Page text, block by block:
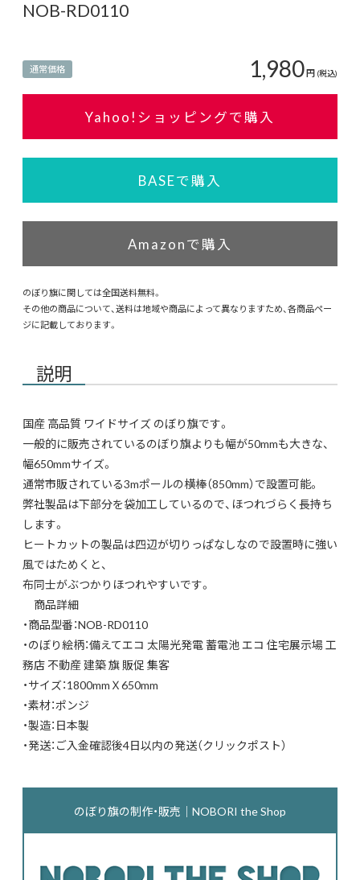
NOB-RD0110
通常価格 1,980円 (税込)
Yahoo!ショッピングで購入
BASEで購入
Amazonで購入
のぼり旗に関しては全国送料無料。
その他の商品について、送料は地域や商品によって異なりますため、各商品ペー
ジに記載しております。
説明
国産 高品質 ワイドサイズ のぼり旗です。
一般的に販売されているのぼり旗よりも幅が50mmも大きな、
幅650mmサイズ。
通常市販されている3mポールの横棒（850mm）で設置可能。
弊社製品は下部分を袋加工しているので、ほつれづらく長持ち
します。
ヒートカットの製品は四辺が切りっぱなしなので設置時に強い
風ではためくと、
布同士がぶつかりほつれやすいです。
商品詳細
・商品型番：NOB-RD0110
・のぼり絵柄：備えてエコ 太陽光発電 蓄電池 エコ 住宅展示場 工
務店 不動産 建築 旗 販促 集客
・サイズ：1800mmＸ650mm
・素材：ポンジ
・製造：日本製
・発送：ご入金確認後4日以内の発送（クリックポスト）
のぼり旗の制作・販売｜NOBORI the Shop